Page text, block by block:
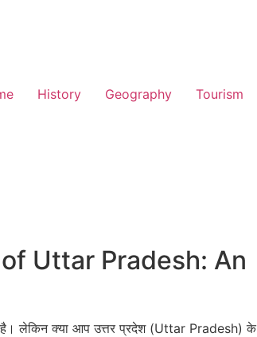
History Geography Tourism
of Uttar Pradesh: An
है। लेकिन क्या आप उत्तर प्रदेश (Uttar Pradesh) के